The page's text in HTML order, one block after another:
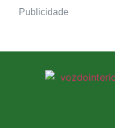
Publicidade